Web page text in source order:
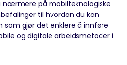
nærmere på mobilteknologiske
til hvordan du kan
som gjør det enklere å innføre
og digitale arbeidsmetoder i